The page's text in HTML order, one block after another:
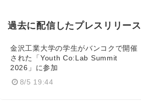
過去に配信したプレスリリース
金沢工業大学の学生がバンコクで開催
された「Youth Co:Lab Summit
2026」に参加
8/5 19:44